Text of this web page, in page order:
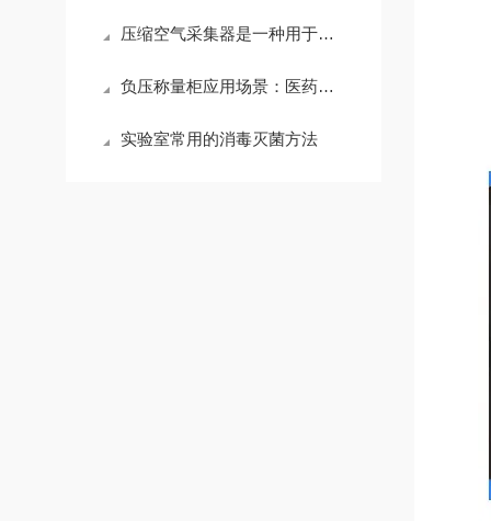
压缩空气采集器是一种用于收集大量空气的设备
负压称量柜应用场景：医药粉体称量、化工原料配料与实验室有毒物料处理方案
实验室常用的消毒灭菌方法